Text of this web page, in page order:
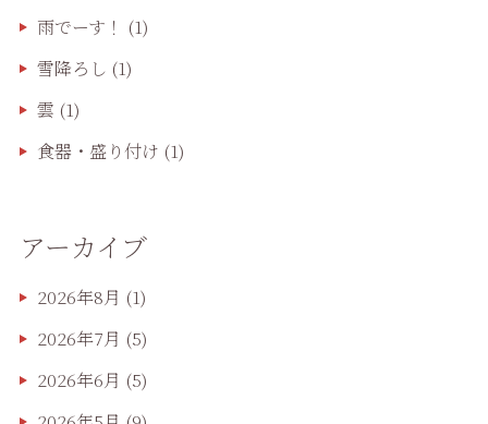
雨でーす！ (1)
雪降ろし (1)
雲 (1)
食器・盛り付け (1)
アーカイブ
2026年8月 (1)
2026年7月 (5)
2026年6月 (5)